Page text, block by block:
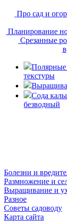
Про сад и
Планирование
Срезанные
Полярные
текстуры
Сода
безводный
Болезни и
Размножение и
Выращивание и
Разное
Советы садоводу
Карта сайта